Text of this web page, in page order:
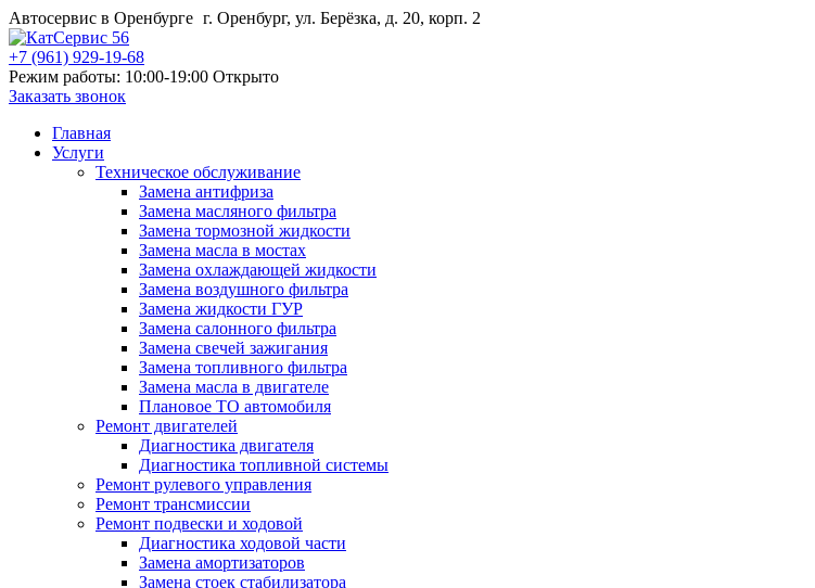
Автосервис в Оренбурге г. Оренбург, ул. Берёзка, д. 20, корп. 2
+7 (961) 929-19-68
Режим работы: 10:00-19:00 Открыто
Заказать звонок
Главная
Услуги
Техническое обслуживание
Замена антифриза
Замена масляного фильтра
Замена тормозной жидкости
Замена масла в мостах
Замена охлаждающей жидкости
Замена воздушного фильтра
Замена жидкости ГУР
Замена салонного фильтра
Замена свечей зажигания
Замена топливного фильтра
Замена масла в двигателе
Плановое ТО автомобиля
Ремонт двигателей
Диагностика двигателя
Диагностика топливной системы
Ремонт рулевого управления
Ремонт трансмиссии
Ремонт подвески и ходовой
Диагностика ходовой части
Замена амортизаторов
Замена стоек стабилизатора